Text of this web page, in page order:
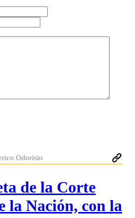
Odorisio
de la Corte
la Nación, con la